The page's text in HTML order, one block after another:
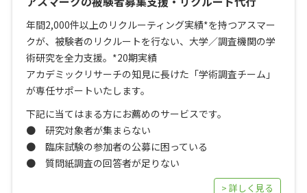
年間2,000件以上のリクルーティング実績*を持つアスマー
クが、被験者のリクルートを行ない、大学／調査機関の学
術研究を全力支援。*20期実績
アカデミックリサーチの知見に長けた「学術調査チーム」
が専任サポートいたします。
下記に当てはまる方にお薦めのサービスです。
● 研究対象者が集まらない
● 臨床試験の参加者の公募に困っている
● 質問紙調査の回答者が足りない
> 詳しく見る